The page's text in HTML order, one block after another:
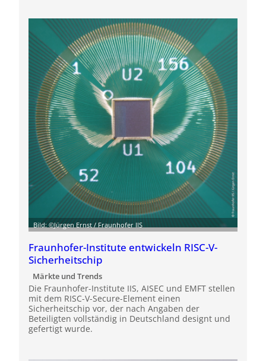
Bild: ©Jürgen Ernst / Fraunhofer IIS
Fraunhofer-Institute entwickeln RISC-V-
Sicherheitschip
Märkte und Trends
Die Fraunhofer-Institute IIS, AISEC und EMFT stellen
mit dem RISC-V-Secure-Element einen
Sicherheitschip vor, der nach Angaben der
Beteiligten vollständig in Deutschland designt und
gefertigt wurde.